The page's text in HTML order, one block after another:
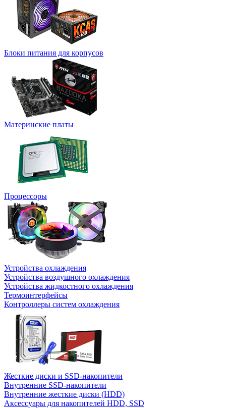
Блоки питания для корпусов
Материнские платы
Процессоры
Устройства охлаждения
Устройства воздушного охлаждения
Устройства жидкостного охлаждения
Термоинтерфейсы
Контроллеры систем охлаждения
Жесткие диски и SSD-накопители
Внутренние SSD-накопители
Внутренние жесткие диски (HDD)
Аксессуары для накопителей HDD, SSD